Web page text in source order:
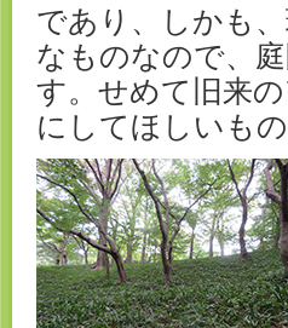
であり、しかも
なものなので、
す。せめて旧来
にしてほしいもの